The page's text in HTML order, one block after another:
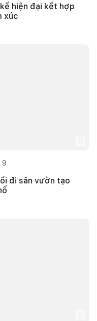
hiện đại kết hợp
xúc
9
đi sân vườn tạo